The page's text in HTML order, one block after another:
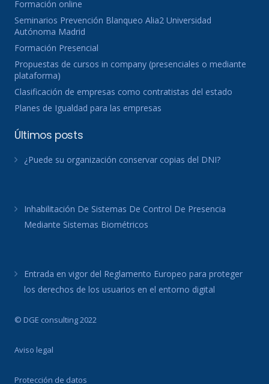
Formación online
Seminarios Prevención Blanqueo Alia2 Universidad
Autónoma Madrid
Formación Presencial
Propuestas de cursos in company (presenciales o mediante
plataforma)
Clasificación de empresas como contratistas del estado
Planes de Igualdad para las empresas
Últimos posts
¿Puede su organización conservar copias del DNI?
Inhabilitación De Sistemas De Control De Presencia
Mediante Sistemas Biométricos
Entrada en vigor del Reglamento Europeo para proteger
los derechos de los usuarios en el entorno digital
© DGE consulting 2022
Aviso legal
Protección de datos